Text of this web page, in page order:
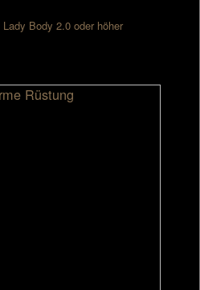
Lady Body 2.0 oder höher